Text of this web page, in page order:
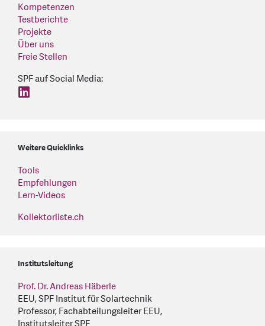
Kompetenzen
Testberichte
Projekte
Über uns
Freie Stellen
SPF auf Social Media:
find us on: linkedin
Weitere Quicklinks
Tools
Empfehlungen
Lern-Videos
Kollektorliste.ch
Institutsleitung
Prof. Dr. Andreas Häberle
EEU, SPF Institut für Solartechnik
Professor, Fachabteilungsleiter EEU,